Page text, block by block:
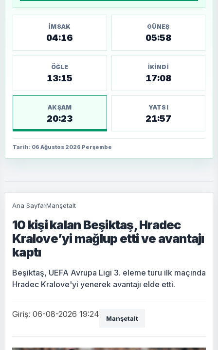
İMSAK
04:16
GÜNEŞ
05:58
ÖĞLE
13:15
İKINDI
17:08
AKŞAM
20:23
YATSI
21:57
Tarih: 06 Ağustos 2026 Perşembe
Ana Sayfa›Manşetalt
10 kişi kalan Beşiktaş, Hradec
Kralove’yi mağlup etti ve avantajı
kaptı
Beşiktaş, UEFA Avrupa Ligi 3. eleme turu ilk maçında
Hradec Kralove'yi yenerek avantajı elde etti.
Giriş: 06-08-2026 19:24 Manşetalt